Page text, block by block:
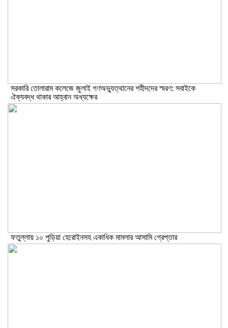
সরকারি তোলারাম কলেজে জুলাই গণঅভ্যুত্থানের শহীদদের স্মরণ: সবাইকে
ঐক্যবদ্ধ থাকার আহ্বান অধ্যক্ষের
ফতুল্লায় ১০ পুড়িয়া হেরোইনসহ একাধিক মামলার আসামি গ্রেপ্তার